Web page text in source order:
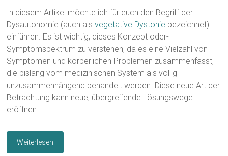
In diesem Artikel möchte ich für euch den Begriff der
Dysautonomie (auch alsvegetative Dystonie bezeichnet)
einführen. Es ist wichtig, dieses Konzept oder-
Symptomspektrum zu verstehen, da es eine Vielzahl von
Symptomen und körperlichen Problemen zusammenfasst,
die bislang vom medizinischen System als völlig
unzusammenhängend behandelt werden. Diese neue Art der
Betrachtung kann neue, übergreifende Lösungswege
eröffnen.
Weiterlesen